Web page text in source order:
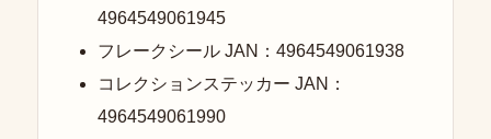
4964549061945
フレークシール JAN：4964549061938
コレクションステッカー JAN：
4964549061990